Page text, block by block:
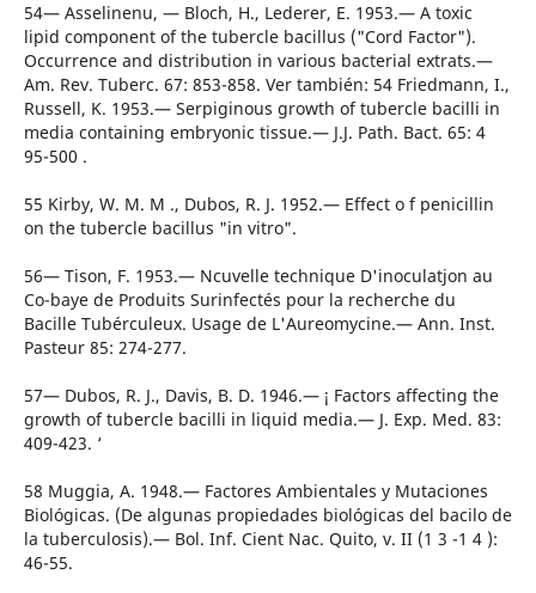
54— Asselinenu, — Bloch, H., Lederer, E. 1953.— A toxic
lipid component of the tubercle bacillus ("Cord Factor").
Occurrence and distribution in various bacterial extrats.—
Am. Rev. Tuberc. 67: 853-858. Ver también: 54 Friedmann, I.,
Russell, K. 1953.— Serpiginous growth of tubercle bacilli in
media containing embryonic tissue.— J.J. Path. Bact. 65: 4
95-500 .
55 Kirby, W. M. M ., Dubos, R. J. 1952.— Effect o f penicillin
on the tubercle bacillus "in vitro".
56— Tison, F. 1953.— Ncuvelle technique D'inoculatjon au
Co-baye de Produits Surinfectés pour la recherche du
Bacille Tubérculeux. Usage de L'Aureomycine.— Ann. Inst.
Pasteur 85: 274-277.
57— Dubos, R. J., Davis, B. D. 1946.— ¡ Factors affecting the
growth of tubercle bacilli in liquid media.— J. Exp. Med. 83:
409-423. ‘
58 Muggia, A. 1948.— Factores Ambientales y Mutaciones
Biológicas. (De algunas propiedades biológicas del bacilo de
la tuberculosis).— Bol. Inf. Cient Nac. Quito, v. II (1 3 -1 4 ):
46-55.